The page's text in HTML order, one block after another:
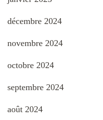
décembre 2024
novembre 2024
octobre 2024
septembre 2024
août 2024